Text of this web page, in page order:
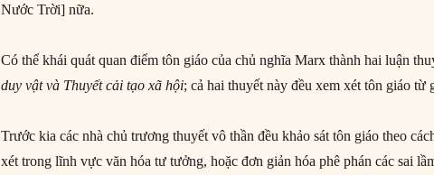
Nước Trời] nữa.
Có thể khái quát quan điểm tôn giáo của chủ nghĩa Marx thành hai luận
duy vật và Thuyết cải tạo xã hội; cả hai thuyết này đều xem xét tôn giáo từ
Trước kia các nhà chủ trương thuyết vô thần đều khảo sát tôn giáo theo
xét trong lĩnh vực văn hóa tư tưởng, hoặc đơn giản hóa phê phán các sai